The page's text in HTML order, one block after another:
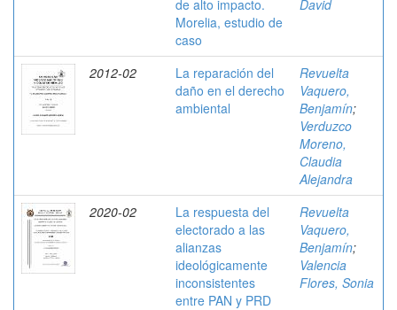
de alto impacto.
Morelia, estudio de
caso
David
2012-02
La reparación del
daño en el derecho
ambiental
Revuelta
Vaquero,
Benjamín;
Verduzco
Moreno,
Claudia
Alejandra
2020-02
La respuesta del
electorado a las
alianzas
ideológicamente
inconsistentes
entre PAN y PRD
Revuelta
Vaquero,
Benjamín;
Valencia
Flores, Sonia